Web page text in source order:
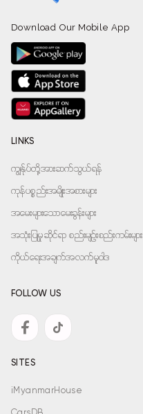
Download Our Mobile App
LINKS
ကျွန်ုပ်တို့အားဆက်သွယ်ရန်
ကုန်ပစ္စည်းအမျိုးအစားများ
အမေးများသောမေးခွန်းများ
အသုံးပြုမှုဆိုင်ရာ စည်းမျဉ်းစည်းကမ်းများ
ကိုယ်ရေးအချက်အလက်မူဝါဒ
FOLLOW US
SITES
iMyanmarHouse